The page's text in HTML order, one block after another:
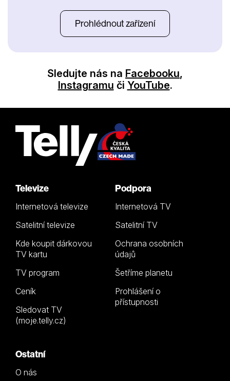
Prohlédnout zařízení
Sledujte nás na Facebooku,
Instagramu či YouTube.
Televize
Internetová televize
Satelitní televize
Kde koupit dárkovou
TV kartu
TV program
Ceník
Sledovat TV
(moje.telly.cz)
Podpora
Internetová TV
Satelitní TV
Ochrana osobních
údajů
Šetříme planetu
Prohlášení o
přístupnosti
Ostatní
O nás